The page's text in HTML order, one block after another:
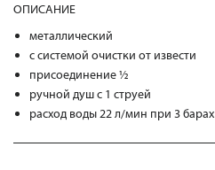
ОПИСАНИЕ
металлический
с системой очистки от извести
присоединение ½
ручной душ с 1 струей
расход воды 22 л/мин при 3 барах